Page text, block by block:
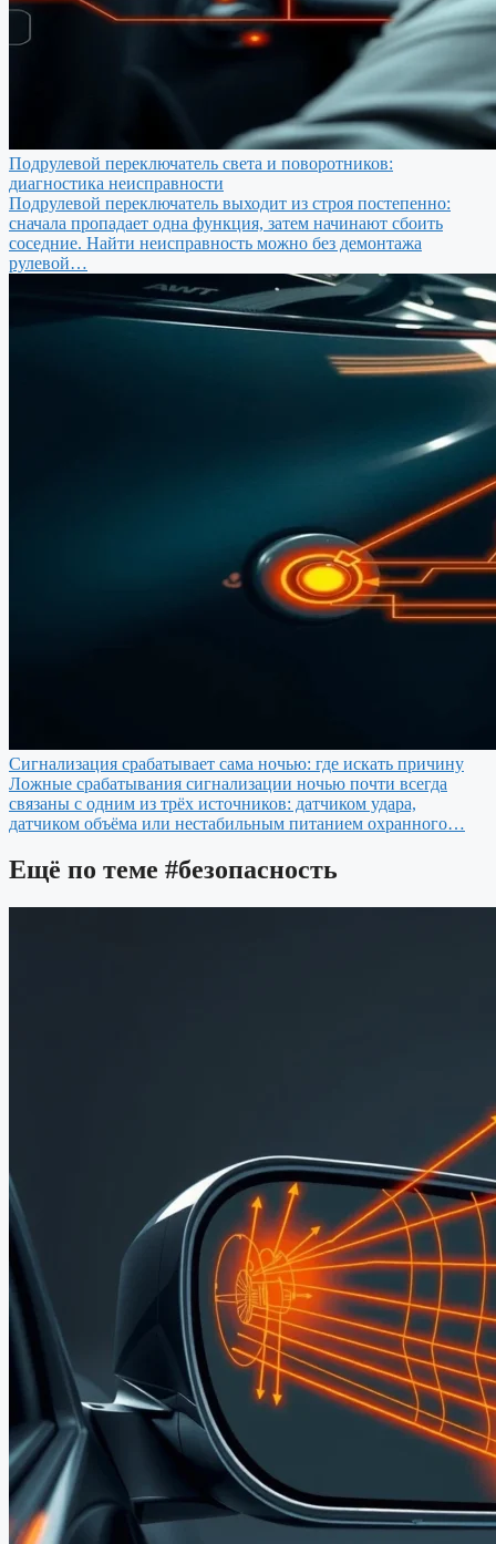
Подрулевой переключатель света и поворотников:
диагностика неисправности
Подрулевой переключатель выходит из строя постепенно:
сначала пропадает одна функция, затем начинают сбоить
соседние. Найти неисправность можно без демонтажа
рулевой…
Сигнализация срабатывает сама ночью: где искать причину
Ложные срабатывания сигнализации ночью почти всегда
связаны с одним из трёх источников: датчиком удара,
датчиком объёма или нестабильным питанием охранного…
Ещё по теме #безопасность